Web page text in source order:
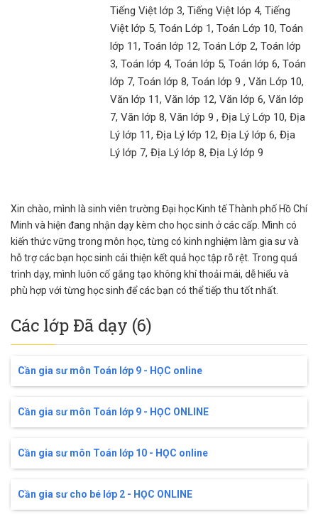
Tiếng Việt lớp 3, Tiếng Việt lóp 4, Tiếng
Việt lớp 5, Toán Lớp 1, Toán Lớp 10, Toán
lớp 11, Toán lớp 12, Toán Lớp 2, Toán lớp
3, Toán lớp 4, Toán lớp 5, Toán lớp 6, Toán
lớp 7, Toán lớp 8, Toán lớp 9 , Văn Lớp 10,
Văn lớp 11, Văn lớp 12, Văn lớp 6, Văn lớp
7, Văn lớp 8, Văn lớp 9 , Địa Lý Lớp 10, Địa
Lý lớp 11, Địa Lý lớp 12, Địa Lý lớp 6, Địa
Lý lớp 7, Địa Lý lớp 8, Địa Lý lớp 9
Xin chào, mình là sinh viên trường Đại học Kinh tế Thành phố Hồ Chí
Minh và hiện đang nhận dạy kèm cho học sinh ở các cấp. Mình có
kiến thức vững trong môn học, từng có kinh nghiệm làm gia sư và
hỗ trợ các bạn học sinh cải thiện kết quả học tập rõ rệt. Trong quá
trình dạy, mình luôn cố gắng tạo không khí thoải mái, dễ hiểu và
phù hợp với từng học sinh để các bạn có thể tiếp thu tốt nhất.
Các lớp Đã dạy (6)
Cần gia sư môn Toán lớp 9 - HỌC online
Cần gia sư môn Toán lớp 9 - HỌC ONLINE
Cần gia sư môn Toán lớp 10 - HỌC online
Cần gia sư cho bé lớp 2 - HỌC ONLINE